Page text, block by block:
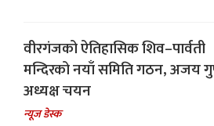
वीरगंजको ऐतिहासिक शिव–पार्वती
मन्दिरको नयाँ समिति गठन, अजय
अध्यक्ष चयन
न्यूज डेस्क